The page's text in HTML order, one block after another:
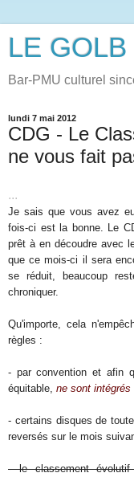
LE GOLB
Bar-PMU culturel
lundi 7 mai 2012
CDG - Le
ne vous fait
...
Je sais que vous avez
fois-ci est la bonne. Le
prêt à en découdre avec
que ce mois-ci il sera
se réduit, beaucoup
chroniquer.
Qu'importe, cela
règles :
- par convention et afin
équitable, ne sont
- certains disques de
reversés sur le mois
- le classement